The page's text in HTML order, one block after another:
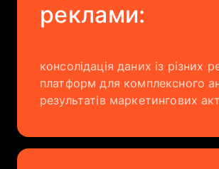
реклами:
консолідація даних із різних
платформ для комплексного
результатів маркетингових